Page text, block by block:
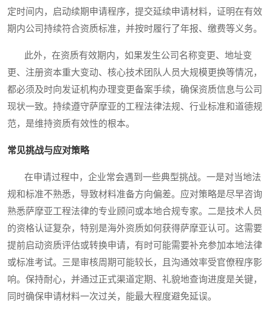
定时间内，启动续期申请程序，提交延续申请材料，证明在有效
期内公司持续符合资质标准，并按时履行了年报、缴费等义务。
此外，在资质有效期内，如果发生公司名称变更、地址变
更、注册资本重大变动、核心技术团队人员大规模更换等情况，
都必须及时向发证机构办理变更备案手续，确保资质信息与公司
现状一致。持续遵守萨摩亚的工程法律法规、行业标准和道德规
范，是维持资质有效性的根本。
常见挑战与应对策略
在申请过程中，企业常会遇到一些典型挑战。一是对当地法
规和标准不熟悉，导致材料准备方向偏差。应对策略是尽早咨询
熟悉萨摩亚工程法律的专业顾问或本地合规专家。二是技术人员
的资格认证复杂，特别是海外资质如何获得萨摩亚认可。这需要
提前启动资质评估或转换申请，有时可能需要补充参加本地法律
或标准考试。三是审核周期可能较长，且沟通效率受官僚程序影
响。保持耐心，并通过正式渠道定期、礼貌地查询进度是关键，
同时确保申请材料一次过关，能最大程度避免延误。